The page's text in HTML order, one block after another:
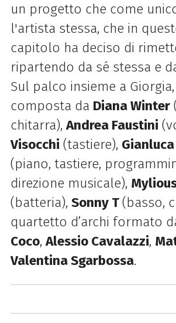
un progetto che come
l'artista stessa, che in
capitolo ha deciso di
ripartendo da sé stessa e
Sul palco insieme a
composta da Diana Winter
chitarra),Andrea Faustini
Visocchi (tastiere),
(piano, tastiere,
direzione musicale),
(batteria), Sonny T(basso,
quartetto d’archi formato
Coco,Alessio Cavalazzi,
Valentina Sgarbossa.